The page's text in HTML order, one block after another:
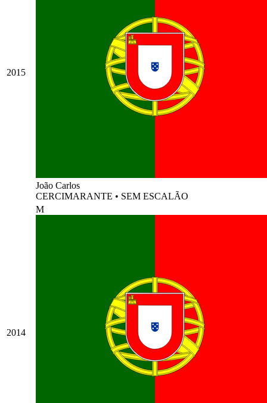
2015
João Carlos
CERCIMARANTE • SEM ESCALÃO
2014
M